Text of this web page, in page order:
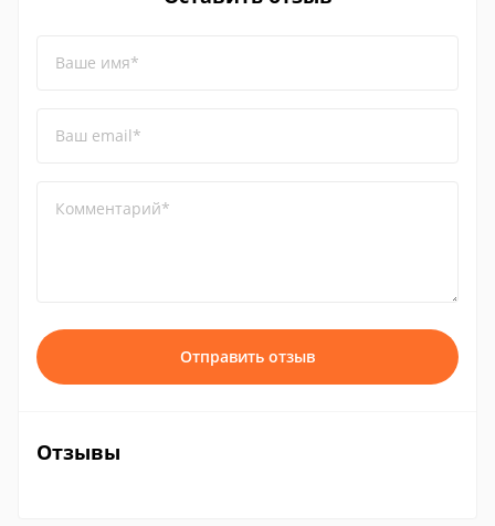
Ваше имя*
Ваш email*
Комментарий*
Отправить отзыв
Отзывы